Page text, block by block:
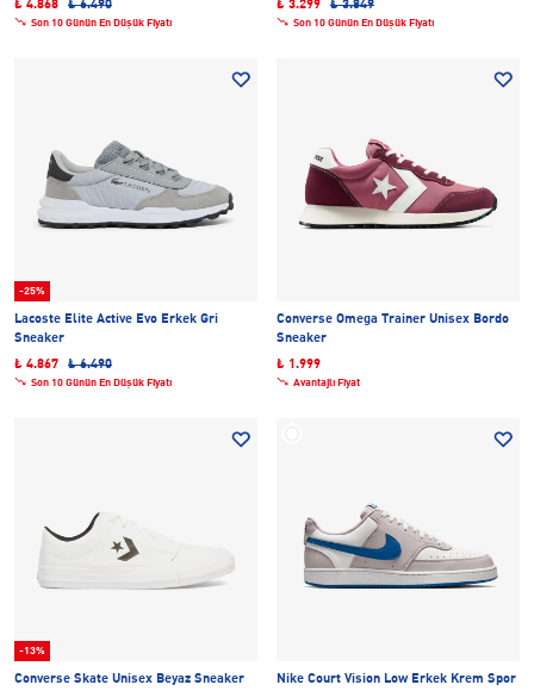
₺ 4.868 ₺ 6.490
Son 10 Günün En Düşük Fiyatı
₺ 3.299 ₺ 3.849
Son 10 Günün En Düşük Fiyatı
-25%
Lacoste Elite Active Evo Erkek Gri
Sneaker
₺ 4.867
₺ 6.490
Son 10 Günün En Düşük Fiyatı
Converse Omega Trainer Unisex Bordo
Sneaker
₺ 1.999
Avantajlı Fiyat
-13%
Converse Skate Unisex Beyaz Sneaker
Nike Court Vision Low Erkek Krem Spor